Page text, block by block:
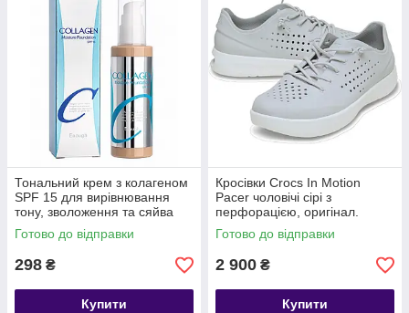
Тональний крем з колагеном
SPF 15 для вирівнювання
тону, зволоження та сяйва
шкіри Enough Collagen тон 13
Готово до відправки
298 ₴
Купити
Кросівки Crocs In Motion
Pacer чоловічі сірі з
перфорацією, оригінал.
Готово до відправки
2 900 ₴
Купити